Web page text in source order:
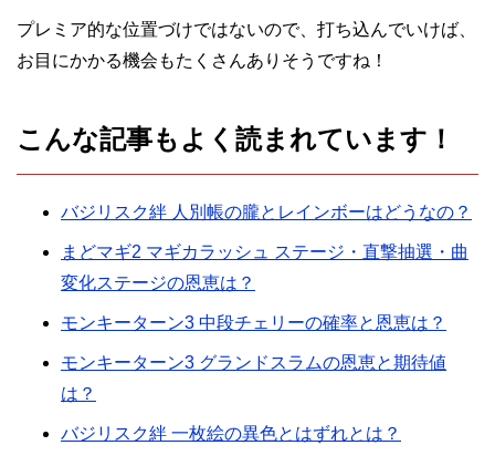
プレミア的な位置づけではないので、打ち込んでいけば、
お目にかかる機会もたくさんありそうですね！
こんな記事もよく読まれています！
バジリスク絆 人別帳の朧とレインボーはどうなの？
まどマギ2 マギカラッシュ ステージ・直撃抽選・曲
変化ステージの恩恵は？
モンキーターン3 中段チェリーの確率と恩恵は？
モンキーターン3 グランドスラムの恩恵と期待値
は？
バジリスク絆 一枚絵の異色とはずれとは？